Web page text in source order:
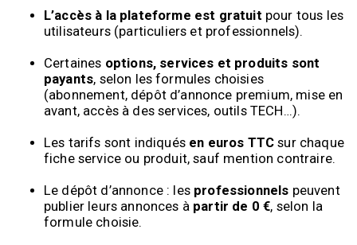
L’accès à la plateforme est gratuit pour tous les
utilisateurs (particuliers et professionnels).
Certaines options, services et produits sont
payants, selon les formules choisies
(abonnement, dépôt d’annonce premium, mise en
avant, accès à des services, outils TECH…).
Les tarifs sont indiqués en euros TTC sur chaque
fiche service ou produit, sauf mention contraire.
Le dépôt d’annonce : les professionnels peuvent
publier leurs annonces à partir de 0 €, selon la
formule choisie.